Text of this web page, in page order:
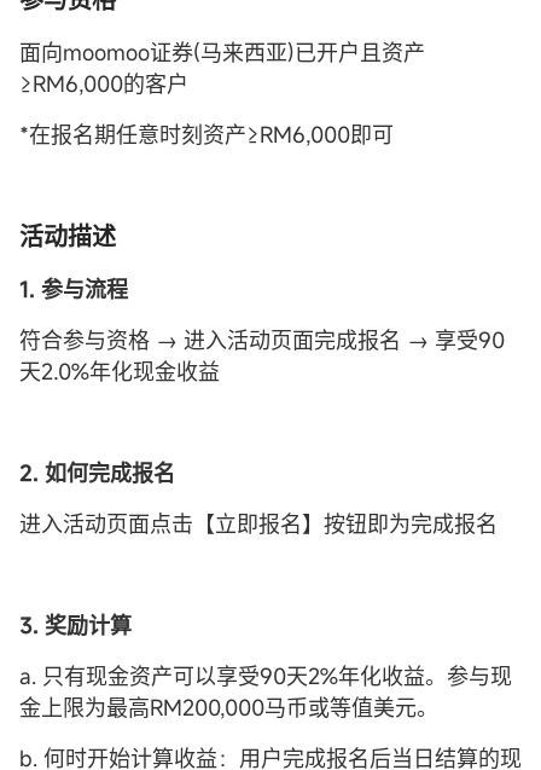
面向moomoo证券(马来西亚)已开户且资产
≥RM6,000的客户
*在报名期任意时刻资产≥RM6,000即可
活动描述
1. 参与流程
符合参与资格 → 进入活动页面完成报名 → 享受90
天2.0%年化现金收益
2. 如何完成报名
进入活动页面点击【立即报名】按钮即为完成报名
3. 奖励计算
a. 只有现金资产可以享受90天2%年化收益。参与现
金上限为最高RM200,000马币或等值美元。
b. 何时开始计算收益：用户完成报名后当日结算的现